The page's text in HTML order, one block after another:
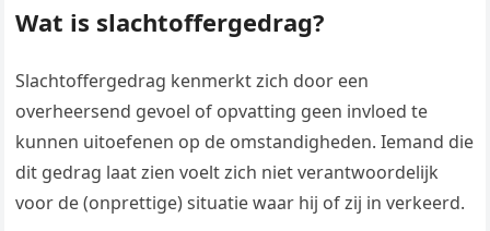
Wat is slachtoffergedrag?
Slachtoffergedrag kenmerkt zich door een
overheersend gevoel of opvatting geen invloed te
kunnen uitoefenen op de omstandigheden. Iemand die
dit gedrag laat zien voelt zich niet verantwoordelijk
voor de (onprettige) situatie waar hij of zij in verkeerd.